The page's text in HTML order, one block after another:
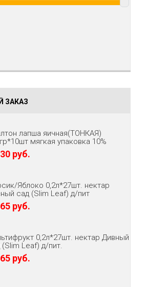
ЗАКАЗ
лапша яичная(ТОНКАЯ)
мягкая упаковка 10%
руб.
Яблоко 0,2л*27шт. нектар
сад (Slim Leaf) д/пит
руб.
0,2л*27шт. нектар Дивный
(Slim Leaf) д/пит.
руб.